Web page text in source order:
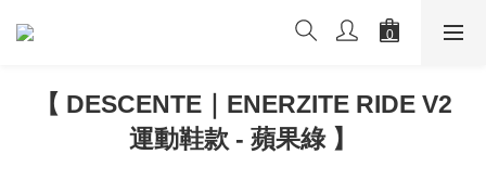
【 DESCENTE｜ENERZITE RIDE V2
運動鞋款 - 蘋果綠 】